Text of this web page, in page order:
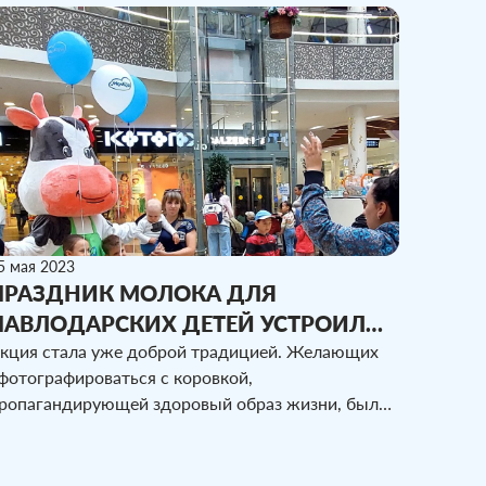
мая 2023
МОЛОКА ДЛЯ
ДЕТЕЙ УСТРОИЛИ
КОМПАНИИ
стала уже доброй традицией. Желающих
с коровкой,
здоровый образ жизни, было